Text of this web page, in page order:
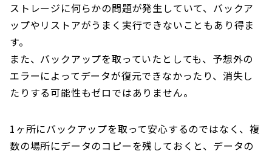
ストレージに何らかの問題が発生していて、バックア
ップやリストアがうまく実行できないこともあり得ま
す。
また、バックアップを取っていたとしても、予想外の
エラーによってデータが復元できなかったり、消失し
たりする可能性もゼロではありません。
1ヶ所にバックアップを取って安心するのではなく、複
数の場所にデータのコピーを残しておくと、データの